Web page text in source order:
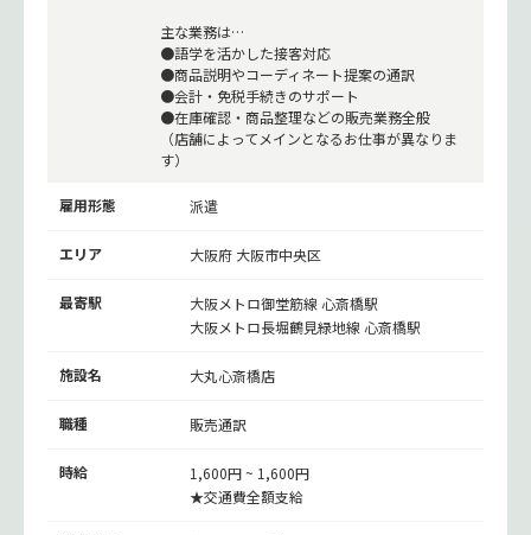
主な業務は…
●語学を活かした接客対応
●商品説明やコーディネート提案の通訳
●会計・免税手続きのサポート
●在庫確認・商品整理などの販売業務全般
（店舗によってメインとなるお仕事が異なりま
す）
雇用形態 派遣
エリア 大阪府 大阪市中央区
最寄駅 大阪メトロ御堂筋線心斎橋駅
大阪メトロ長堀鶴見緑地線心斎橋駅
施設名 大丸心斎橋店
職種 販売通訳
時給
1,600円 ~ 1,600円
★交通費全額支給